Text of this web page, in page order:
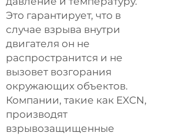
Это гарантирует, что в
случае взрыва внутри
двигателя он не
распространится и не
вызовет возгорания
окружающих объектов.
Компании, такие как EXCN,
производят
взрывозащищенные